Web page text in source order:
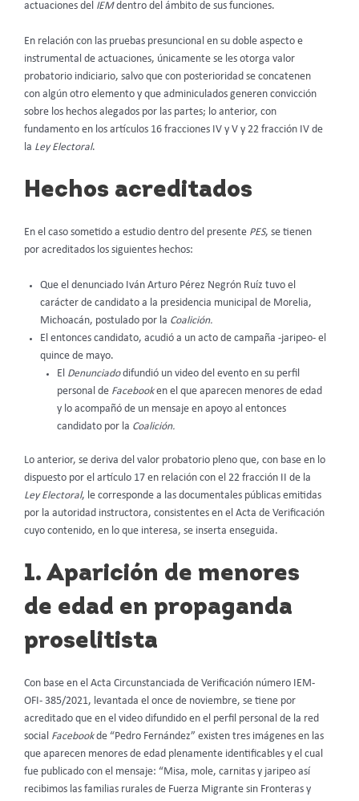
actuaciones del IEMdentro del ámbito de sus funciones.
En relación con las pruebas presuncional en su doble aspecto e
instrumental de actuaciones, únicamente se les otorga valor
probatorio indiciario, salvo que con posterioridad se concatenen
con algún otro elemento y que adminiculados generen convicción
sobre los hechos alegados por las partes; lo anterior, con
fundamento en los artículos 16 fracciones IV y V y 22 fracción IV de
la Ley Electoral.
Hechos acreditados
En el caso sometido a estudio dentro del presente PES, se tienen
por acreditados los siguientes hechos:
Que el denunciado Iván Arturo Pérez Negrón Ruíz tuvo el
carácter de candidato a la presidencia municipal de Morelia,
Michoacán, postulado por la Coalición.
El entonces candidato, acudió a un acto de campaña -jaripeo- el
quince de mayo.
El
Denunciadodifundió un video del evento en su perfil
personal de Facebooken el que aparecen menores de edad
y lo acompañó de un mensaje en apoyo al entonces
candidato por la Coalición.
Lo anterior, se deriva del valor probatorio pleno que, con base en lo
dispuesto por el artículo 17 en relación con el 22 fracción II de la
Ley Electoral, le corresponde a las documentales públicas emitidas
por la autoridad instructora, consistentes en el Acta de Verificación
cuyo contenido, en lo que interesa, se inserta enseguida.
1. Aparición de menores
de edad en propaganda
proselitista
Con base en el Acta Circunstanciada de Verificación número IEM-
OFI- 385/2021, levantada el once de noviembre, se tiene por
acreditado que en el video difundido en el perfil personal de la red
social Facebookde “Pedro Fernández” existen tres imágenes en las
que aparecen menores de edad plenamente identificables y el cual
fue publicado con el mensaje: “Misa, mole, carnitas y jaripeo así
recibimos las familias rurales de Fuerza Migrante sin Fronteras y